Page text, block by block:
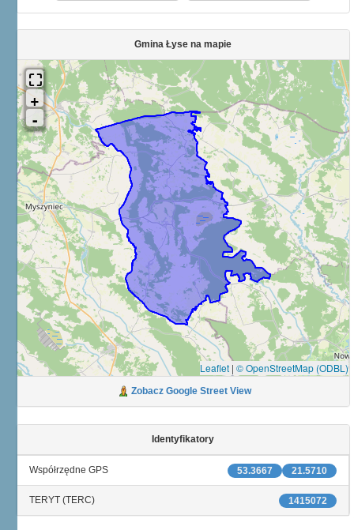
Gmina Łyse na mapie
Leaflet | © OpenStreetMap (ODBL)
Zobacz Google Street View
Identyfikatory
21.5710
53.3667
Współrzędne GPS
TERYT (TERC) 1415072